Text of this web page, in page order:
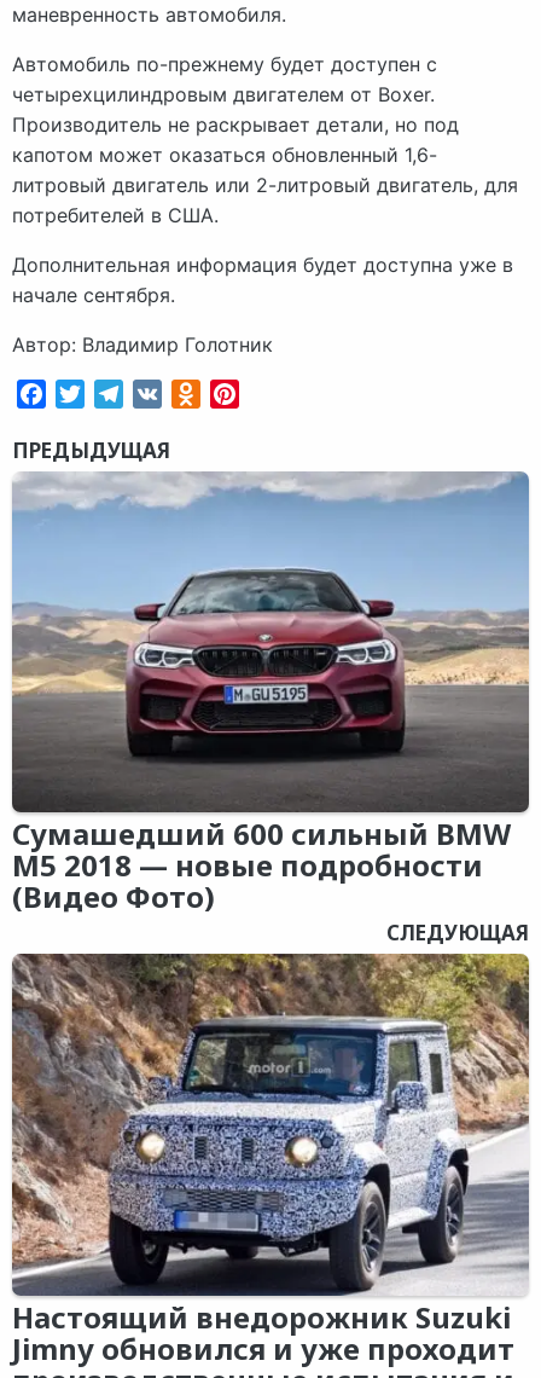
маневренность автомобиля.
Автомобиль по-прежнему будет доступен с
четырехцилиндровым двигателем от Boxer.
Производитель не раскрывает детали, но под
капотом может оказаться обновленный 1,6-
литровый двигатель или 2-литровый двигатель, для
потребителей в США.
Дополнительная информация будет доступна уже в
начале сентября.
Автор: Владимир Голотник
FacebookTwitterTelegram
VK Odnoklassniki
ПРЕДЫДУЩАЯ
Сумашедший 600 сильный BMW
M5 2018 — новые подробности
(Видео Фото)
СЛЕДУЮЩАЯ
Настоящий внедорожник Suzuki
Jimny обновился и уже проходит